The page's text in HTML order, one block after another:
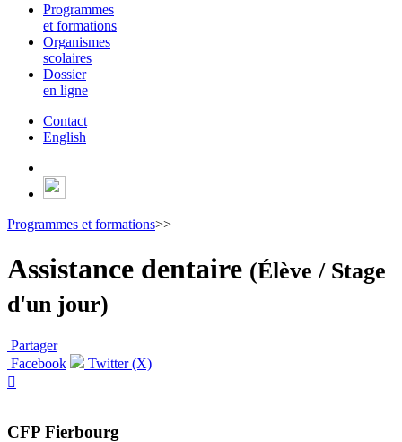
Programmes
et formations
Organismes
scolaires
Dossier
en ligne
Contact
English
Programmes et formations>>
Assistance dentaire (Élève / Stage
d'un jour)
Partager
Facebook
Twitter (X)

CFP Fierbourg